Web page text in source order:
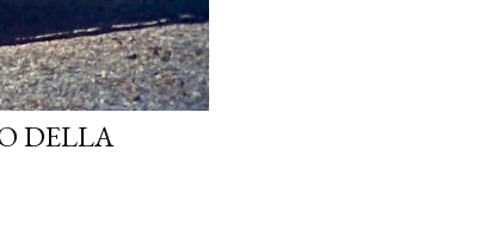
DELLA